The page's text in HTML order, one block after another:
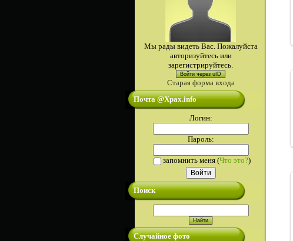
Мы рады видеть Вас. Пожалуйста
авторизуйтесь или
зарегистрируйтесь.
Войти через uID
Старая форма входа
Почта @Xpax.info
Логин:
Пароль:
запомнить меня(Что это?)
Поиск
Случайное фото